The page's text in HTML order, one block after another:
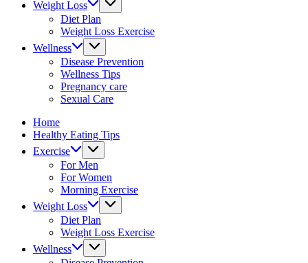
fitness Weight Loss
Diet Plan
Weight Loss Exercise
Wellness
Disease Prevention
Wellness Tips
Pregnancy care
Sexual Care
Home
Healthy Eating Tips
Exercise
For Men
For Women
Morning Exercise
Weight Loss
Diet Plan
Weight Loss Exercise
Wellness